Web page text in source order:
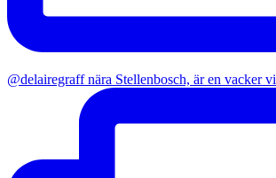
@delairegraff nära Stellenbosch, är en vacker vi